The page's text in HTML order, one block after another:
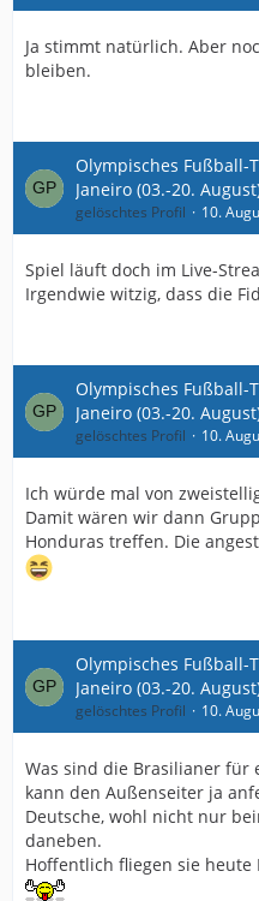
Ja stimmt natürlich. Aber
bleiben.
Olympisches Fußball-
Janeiro (03.-20.
gelöschtes Profil 10.
Spiel läuft doch im Live-
Irgendwie witzig, dass die
Olympisches Fußball-
Janeiro (03.-20.
gelöschtes Profil 10.
Ich würde mal von
Damit wären wir dann
Honduras treffen. Die
Olympisches Fußball-
Janeiro (03.-20.
gelöschtes Profil 10.
Was sind die Brasilianer für
kann den Außenseiter ja
Deutsche, wohl nicht nur
daneben.
Hoffentlich fliegen sie